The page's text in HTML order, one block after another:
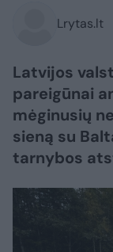
Lrytas.lt
Latvijos
pareigūnai
mėginusių
sieną su
tarnybos